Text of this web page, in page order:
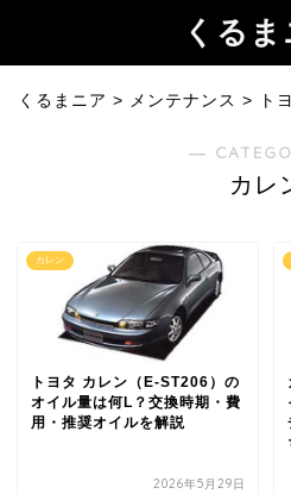
くる
くるまニア > メンテナンス > ト
―
カレ
カレン
トヨタ カレン（E-ST206）の
オイル量は何L？交換時期・費
用・推奨オイルを解説
2026年5月29日